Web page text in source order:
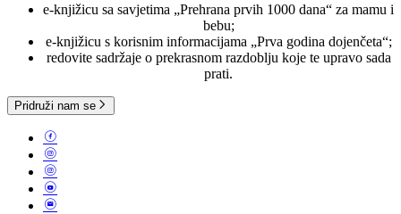
e-knjižicu sa savjetima „Prehrana prvih 1000 dana“ za mamu i
bebu;
e-knjižicu s korisnim informacijama „Prva godina dojenčeta“;
redovite sadržaje o prekrasnom razdoblju koje te upravo sada
prati.
Pridruži nam se